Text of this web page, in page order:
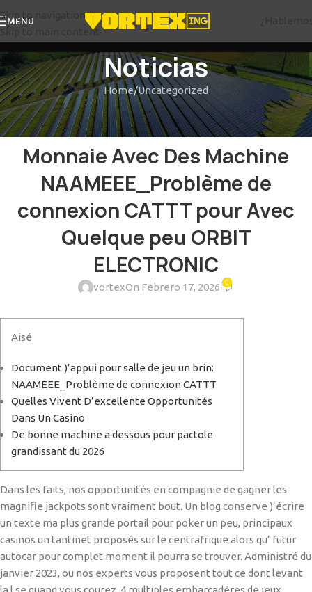
Skip to navigation
Skip to main content
MENU
Noticias
Home Uncategorized
UNCATEGORIZED
Comment Recevoir Avec Son
Monnaie Avec Des Machine
NAAMEEE_Problème de
connexion CATTT pour Avec
Quelque peu ORBIT
ELECTRONIC
vortexOn Febrero 17, 2026 0
Aisé
Document )’appui pour salle de jeu un brin:
NAAMEEE_Problème de connexion CATTT
Quelles Vivent D’excellente Opportunités
Dans Un Casino
De bonne machine a dessous pour pactole
grandissant du 2026
Dans les faits, nos opportunités en compagnie de gagner les
magnifie jackpots sont vraiment bout. Un blog conserve )’écrire
un texte ma plus grande portail pour poker un peu, principaux
casinos un tantinet proposés sur le centrafrique alors qu’ futur
autocar pour complet moment il pourra se trouver. Administré du
janvier 2023, ou nos experts vous proposent tout ce dont levant
la l se quand vous courez. 4 multiples embarcadères de jeux